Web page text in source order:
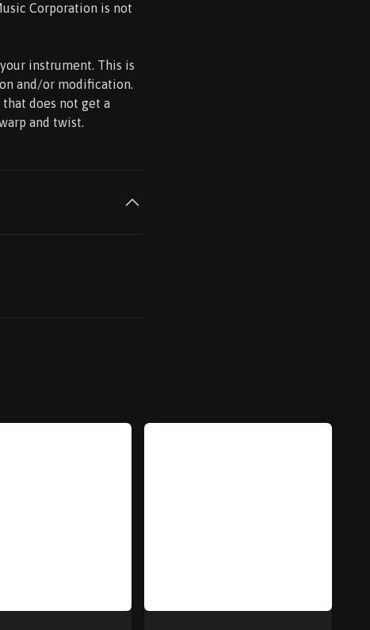
Corporation is not
instrument. This is
and/or modification.
does not get a
and twist.